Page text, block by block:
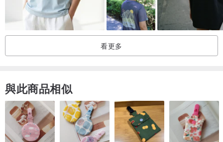
ranqe.)
．商品呈現顏色會因電腦螢幕不同而有所差異，以實際色彩為準
看更多
與此商品相似